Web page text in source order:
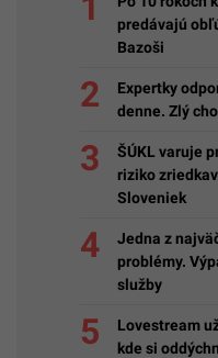
predávajú
Bazoši
Expertky
denne. Zlý
ŠÚKL varuje
riziko
Sloveniek
Jedna z
problémy.
služby
Lovestream
kde si